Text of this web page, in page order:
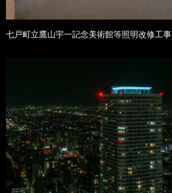
七戸町立鷹山宇一記念美術館等照明改修工事